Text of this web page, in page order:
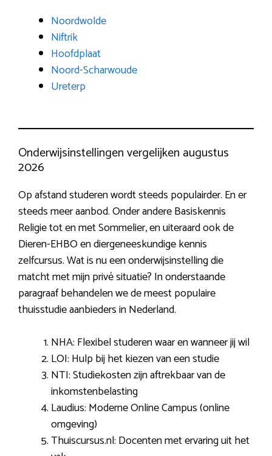
Noordwolde
Niftrik
Hoofdplaat
Noord-Scharwoude
Ureterp
Onderwijsinstellingen vergelijken augustus
2026
Op afstand studeren wordt steeds populairder. En er
steeds meer aanbod. Onder andere Basiskennis
Religie tot en met Sommelier, en uiteraard ook de
Dieren-EHBO en diergeneeskundige kennis
zelfcursus. Wat is nu een onderwijsinstelling die
matcht met mijn privé situatie? In onderstaande
paragraaf behandelen we de meest populaire
thuisstudie aanbieders in Nederland.
NHA: Flexibel studeren waar en wanneer jij wil
LOI: Hulp bij het kiezen van een studie
NTI: Studiekosten zijn aftrekbaar van de
inkomstenbelasting
Laudius: Moderne Online Campus (online
omgeving)
Thuiscursus.nl: Docenten met ervaring uit het